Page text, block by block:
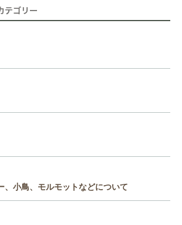
テゴリー
、小鳥、モルモットなどについて